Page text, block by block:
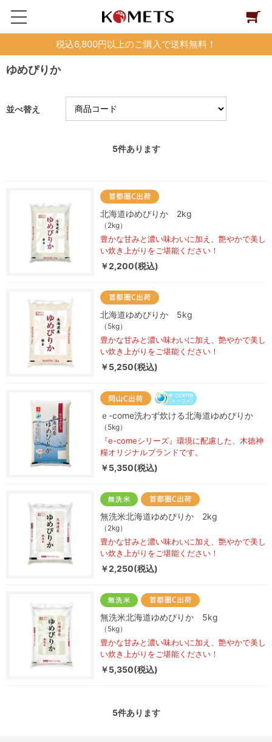
税込6,800円以上のご購入で送料無料！
ゆめぴりか
並べ替え
5件あります
北海道ゆめぴりか 2kg
（2kg）
豊かな甘みと濃い味わいに加え、艶やかで美し
い炊き上がりをご堪能ください！
￥2,200(税込)
北海道ゆめぴりか 5kg
（5kg）
豊かな甘みと濃い味わいに加え、艶やかで美し
い炊き上がりをご堪能ください！
￥5,250(税込)
ｅ-come洗わず炊ける北海道ゆめぴりか
（5kg）
『e-comeシリーズ』環境に配慮した、木徳神
糧オリジナルブランドです。
￥5,350(税込)
無洗米北海道ゆめぴりか 2kg
（2kg）
豊かな甘みと濃い味わいに加え、艶やかで美し
い炊き上がりをご堪能ください！
￥2,250(税込)
無洗米北海道ゆめぴりか 5kg
（5kg）
豊かな甘みと濃い味わいに加え、艶やかで美し
い炊き上がりをご堪能ください！
￥5,350(税込)
5件あります